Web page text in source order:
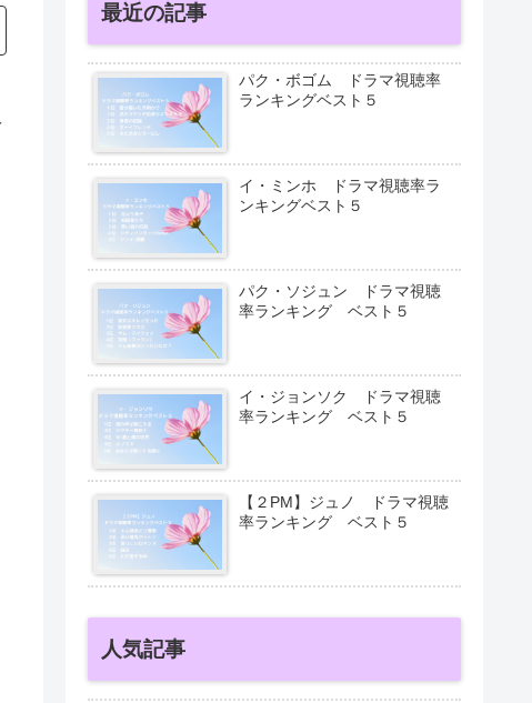
最近の記事
パク・ボゴム ドラマ視聴率
ランキングベスト５
イ・ミンホ ドラマ視聴率ラ
ンキングベスト５
パク・ソジュン ドラマ視聴
率ランキング ベスト５
イ・ジョンソク ドラマ視聴
率ランキング ベスト５
【２PM】ジュノ ドラマ視聴
率ランキング ベスト５
人気記事